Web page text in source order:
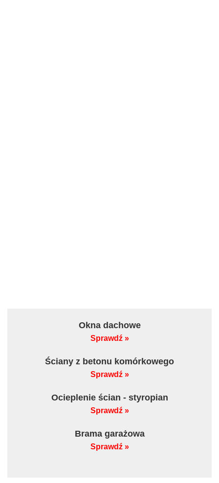
Okna dachowe
Sprawdź »
Ściany z betonu komórkowego
Sprawdź »
Ocieplenie ścian - styropian
Sprawdź »
Brama garażowa
Sprawdź »